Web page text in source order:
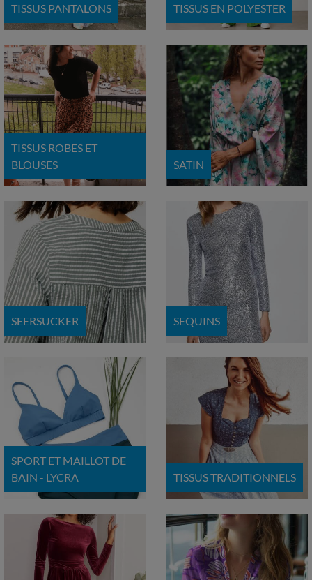
TISSUS PANTALONS TISSUS EN POLYESTER
TISSUS ROBES ET
BLOUSES
SATIN
SEERSUCKER SEQUINS
SPORT ET MAILLOT DE
BAIN - LYCRA
TISSUS TRADITIONNELS